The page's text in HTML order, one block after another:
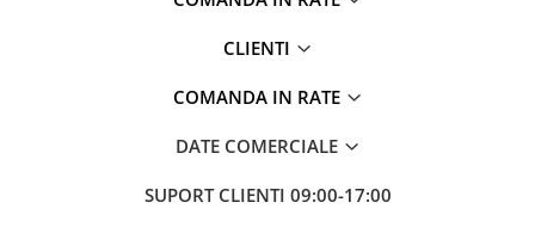
CLIENTI
COMANDA IN RATE
DATE COMERCIALE
SUPORT CLIENTI 09:00-17:00